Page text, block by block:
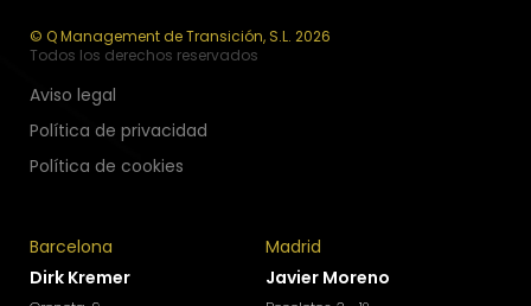
© Q Management de Transición, S.L. 2026
Todos los derechos reservados
Aviso legal
Política de privacidad
Política de cookies
Barcelona
Dirk Kremer
Madrid
Javier Moreno